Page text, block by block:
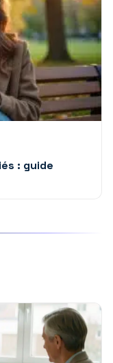
: guide